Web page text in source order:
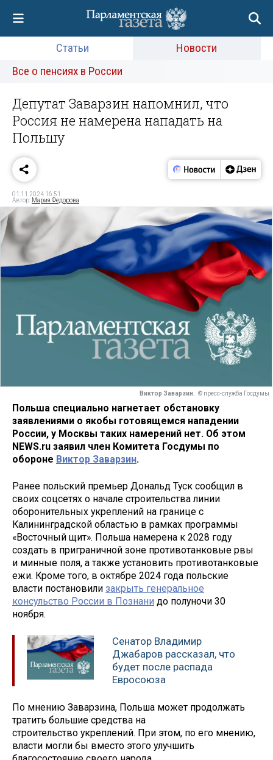
Статьи
Новости
Все о пенсиях в России
Депутат Заварзин напомнил, что
Россия не намерена нападать на
Польшу
01.11.2024 16:51
Автор: Мария Федорова
Виктор Заварзин. © пресс-служба Госдумы
Польша специально нагнетает обстановку
заявлениями о якобы готовящемся нападении
России, у Москвы таких намерений нет. Об этом
NEWS.ru заявил член Комитета Госдумы по
обороне Виктор Заварзин.
Ранее польский премьер Дональд Туск сообщил в
своих соцсетях о начале строительства линии
оборонительных укреплений на границе с
Калининградской областью в рамках программы
«Восточный щит». Польша намерена к 2028 году
создать в приграничной зоне противотанковые рвы
и минные поля, а также установить противотанковые
ежи. Кроме того, в октябре 2024 года польские
власти постановили закрыть генеральное
консульство России в Познани до полуночи 30
ноября.
Сенатор Владимир
Джабаров рассказал, что
будет после распада
Евросоюза
По мнению Заварзина, Польша может продолжать
тратить большие средства на
строительство укреплений. При этом, по его мнению,
власти могли бы вместо этого улучшить